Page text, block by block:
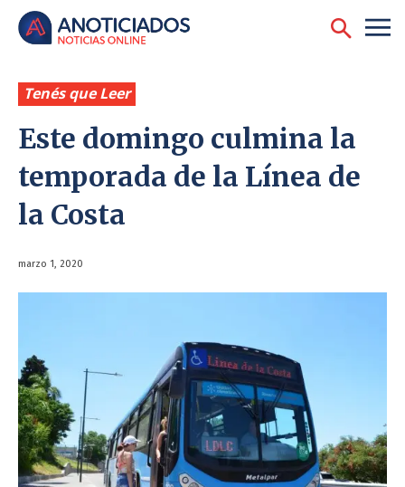
Tenés que Leer
Este domingo culmina la
temporada de la Línea de
la Costa
marzo 1, 2020